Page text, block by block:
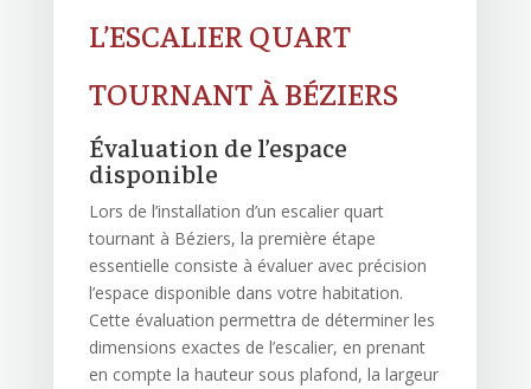
L’ESCALIER QUART
TOURNANT À BÉZIERS
Évaluation de l’espace
disponible
Lors de l’installation d’un escalier quart
tournant à Béziers, la première étape
essentielle consiste à évaluer avec précision
l’espace disponible dans votre habitation.
Cette évaluation permettra de déterminer les
dimensions exactes de l’escalier, en prenant
en compte la hauteur sous plafond, la largeur